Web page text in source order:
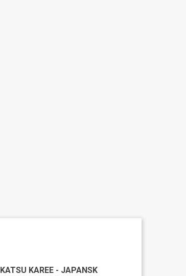
KATSU KAREE - JAPANSK